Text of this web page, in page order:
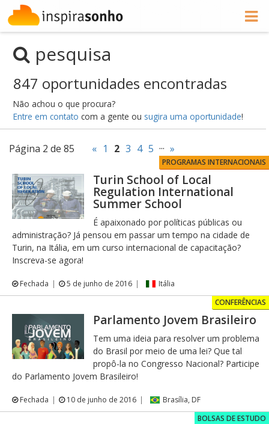
pesquisa
847 oportunidades encontradas
Não achou o que procura?
Entre em contato com a gente ou sugira uma oportunidade!
Página 2 de 85 « 1 2 3 4 5 ··· »
PROGRAMAS INTERNACIONAIS
Turin School of Local
Regulation International
Summer School
É apaixonado por políticas públicas ou
administração? Já pensou em passar um tempo na cidade de
Turin, na Itália, em um curso internacional de capacitação?
Inscreva-se agora!
Fechada 5 de junho de 2016
Itália
CONFERÊNCIAS
Parlamento Jovem Brasileiro
Tem uma ideia para resolver um problema
do Brasil por meio de uma lei? Que tal
propô-la no Congresso Nacional? Participe
do Parlamento Jovem Brasileiro!
Fechada 10 de junho de 2016
Brasília, DF
BOLSAS DE ESTUDO